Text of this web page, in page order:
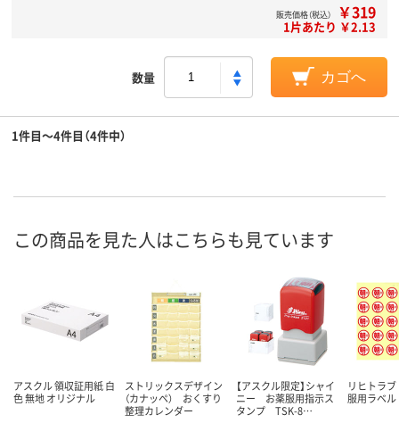
販売価格（税込） ￥319
1片あたり ￥2.13
数量 カゴへ
1件目～4件目（4件中）
この商品を見た人はこちらも見ています
アスクル 領収証用紙 白
色 無地 オリジナル
ストリックスデザイン
（カナッペ） おくすり
整理カレンダー
【アスクル限定】シャイ
ニー お薬服用指示ス
タンプ TSK-8…
リヒトラ
服用ラベル